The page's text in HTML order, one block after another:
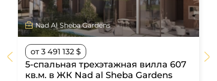
Nad Al Sheba Gardens
от 3 491 132 $
5-спальная трехэтажная вилла 607
кв.м. в ЖК Nad al Sheba Gardens